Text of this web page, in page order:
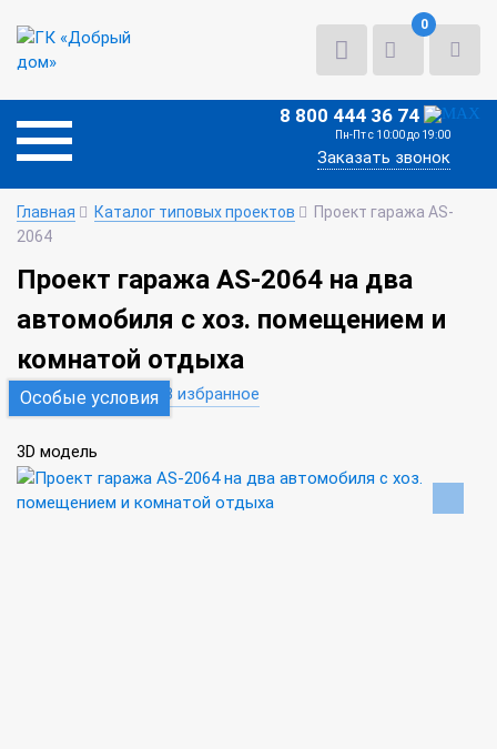
0
8 800 444 36 74
Пн-Пт с 10:00 до 19:00
Заказать звонок
Главная Каталог типовых проектов
Проект гаража AS-
2064
Проект гаража AS-2064 на два
автомобиля с хоз. помещением и
комнатой отдыха
В сравнение В избранное
3D модель
Особые условия